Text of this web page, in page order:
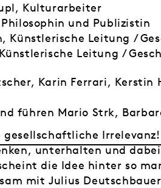
Kulturarbeiter
und Publizistin
Künstlerische Leitung /
Leitung /
Karin Ferrari, Kerstin
führen Mario Strk,
gesellschaftliche
unterhalten und
die Idee hinter so
mit Julius